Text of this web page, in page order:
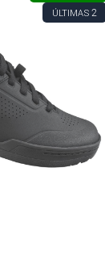
ÚLTIMAS 2